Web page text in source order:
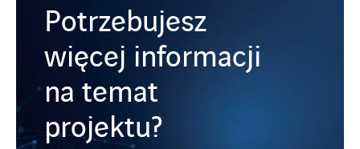
Potrzebujesz
więcej informacji
na temat
projektu?